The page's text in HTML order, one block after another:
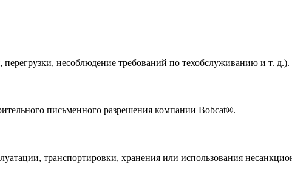
несоблюдение требований по техобслуживанию и т. д.).
письменного разрешения компании Bobcat®.
транспортировки, хранения или использования